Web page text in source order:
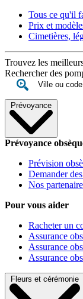
Tous ce qu'il
Prix et
Cimetières,
Trouvez les
Rechercher des
Prévoyance
Prévoyance
Prévision
Demander
Nos
Pour vous aider
Racheter un
Assurance
Assurance
Assurance
Fleurs et cérémonie